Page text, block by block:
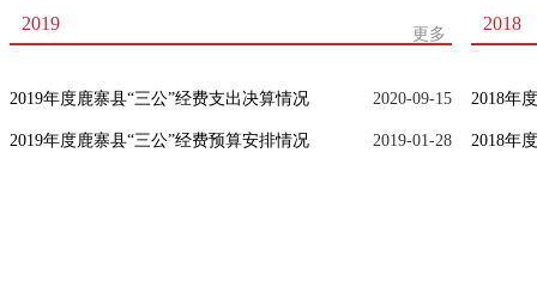
2019
更多
2019年度鹿寨县“三公”经费支出决算情况 2020-09-15
2019年度鹿寨县“三公”经费预算安排情况 2019-01-28
2018
2018年
2018年